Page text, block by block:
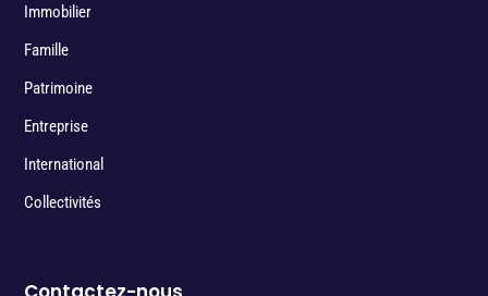
Immobilier
Famille
Patrimoine
Entreprise
International
Collectivités